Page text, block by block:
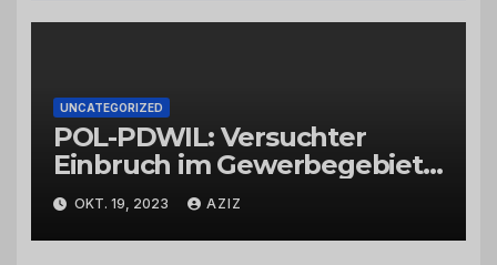
UNCATEGORIZED
POL-PDWIL: Versuchter
Einbruch im Gewerbegebiet
Wittlich
OKT. 19, 2023 AZIZ